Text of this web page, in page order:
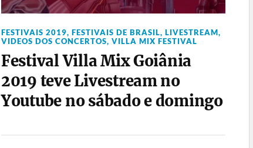
FESTIVAIS 2019, FESTIVAIS DE BRASIL, LIVESTREAM,
VIDEOS DOS CONCERTOS, VILLA MIX FESTIVAL
Festival Villa Mix Goiânia
2019 teve Livestream no
Youtube no sábado e domingo